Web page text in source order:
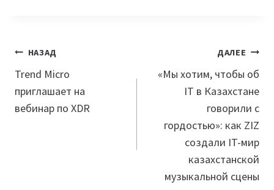
Навигация
по
записям
НАЗАД
Trend Micro
приглашает на
вебинар по XDR
ДАЛЕЕ
«Мы хотим, чтобы об
IT в Казахстане
говорили с
гордостью»: как ZIZ
создали IT-мир
казахстанской
музыкальной сцены